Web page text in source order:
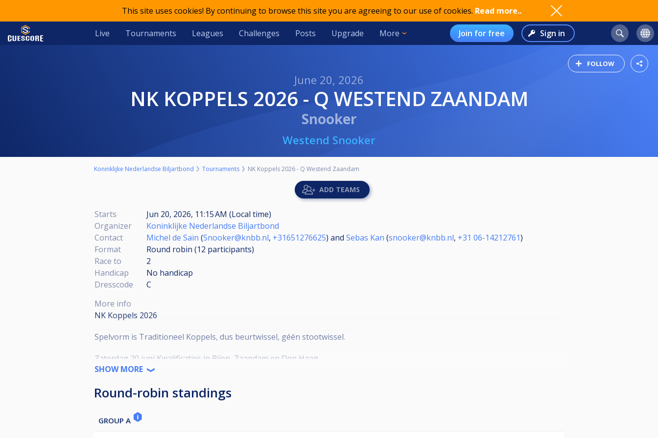
This site uses cookies! By continuing to browse this site you are agreeing to our use of cookies. Read more..
Live Tournaments Leagues Challenges Posts Upgrade More Join for free Sign in
FOLLOW
June 20, 2026
NK KOPPELS 2026 - Q WESTEND ZAANDAM
Snooker
Westend Snooker
Koninklijke Nederlandse Biljartbond Tournaments NK Koppels 2026 - Q Westend Zaandam
ADD TEAMS
Starts
Jun 20, 2026, 11:15 AM (Local time)
Organizer
Koninklijke Nederlandse Biljartbond
Contact
Michel de Sain (Snooker@knbb.nl, +31651276625) and Sebas Kan (snooker@knbb.nl, +31 06-14212761)
Format
Round robin (12 participants)
Race to
2
Handicap
No handicap
Dresscode
C
More info
NK Koppels 2026
Spelvorm is Traditioneel Koppels, dus beurtwissel, géén stootwissel.
Zaterdag 20 juni Kwalificaties in Rijen, Zaandam en Den Haag
Zondag 21 juni Hoofdtoernooi in Den Haag
Zaterdag is geen dresscode, zondag hoofdtoernooi dresscode C.
Titelverdediger direct geplaatst voor hoofdtoernooi, indien deze zich in dezelfde samenstelling inschrijven.
SHOW MORE
Round-robin standings
GROUP A